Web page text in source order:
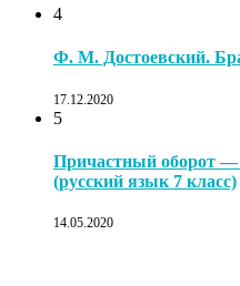
4
Ф. М. Достоевский.
17.12.2020
5
Причастный оборот —
(русский язык 7 класс)
14.05.2020